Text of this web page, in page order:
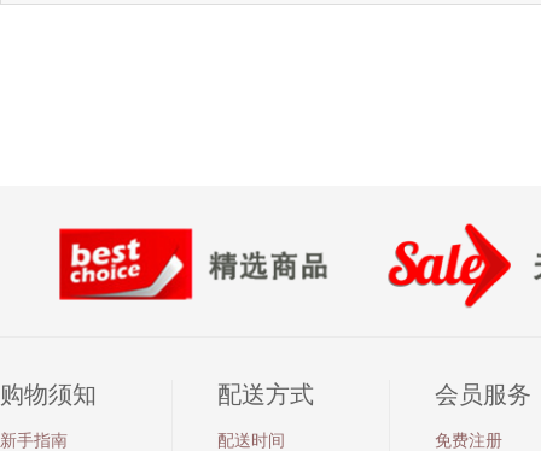
购物须知
新手指南
配送方式
配送时间
会员服务
免费注册